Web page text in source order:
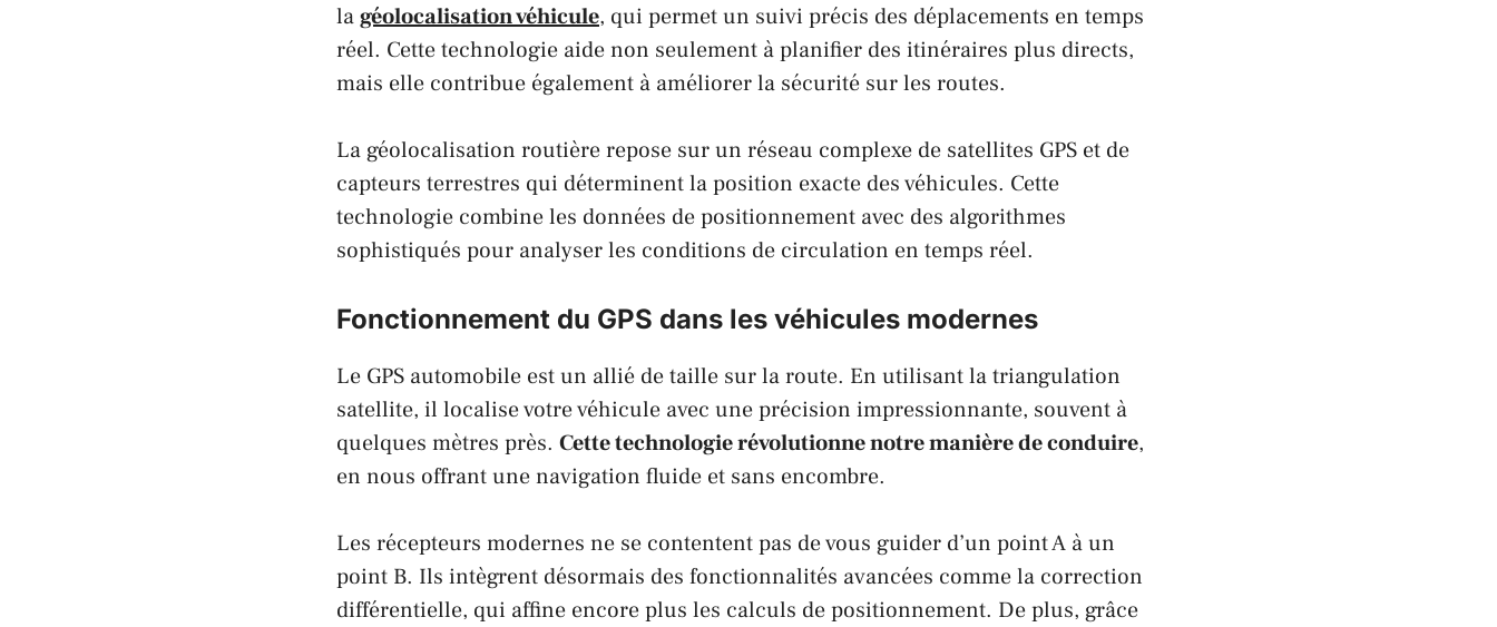
lagéolocalisation véhicule, qui permet un suivi précis des déplacements en temps
réel. Cette technologie aide non seulement à planifier des itinéraires plus directs,
mais elle contribue également à améliorer la sécurité sur les routes.
La géolocalisation routière repose sur un réseau complexe de satellites GPS et de
capteurs terrestres qui déterminent la position exacte des véhicules. Cette
technologie combine les données de positionnement avec des algorithmes
sophistiqués pour analyser les conditions de circulation en temps réel.
Fonctionnement du GPS dans les véhicules modernes
Le GPS automobile est un allié de taille sur la route. En utilisant la triangulation
satellite, il localise votre véhicule avec une précision impressionnante, souvent à
quelques mètres près. Cette technologie révolutionne notre manière de conduire,
en nous offrant une navigation fluide et sans encombre.
Les récepteurs modernes ne se contentent pas de vous guider d’un point A à un
point B. Ils intègrent désormais des fonctionnalités avancées comme la correction
différentielle, qui affine encore plus les calculs de positionnement. De plus, grâce